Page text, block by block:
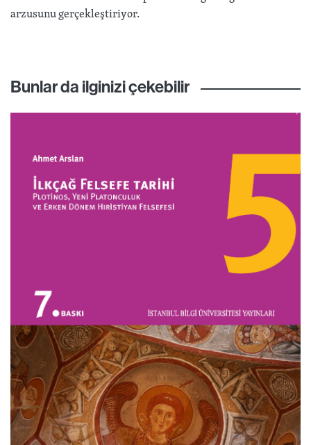
arzusunu gerçekleştiriyor.
Bunlar da ilginizi çekebilir